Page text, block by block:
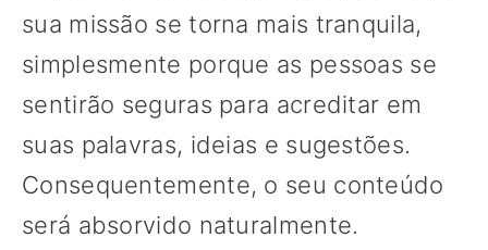
sua missão se torna mais tranquila,
simplesmente porque as pessoas se
sentirão seguras para acreditar em
suas palavras, ideias e sugestões.
Consequentemente, o seu conteúdo
será absorvido naturalmente.